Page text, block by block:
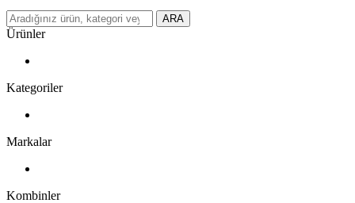
ARA
Ürünler
Kategoriler
Markalar
Kombinler